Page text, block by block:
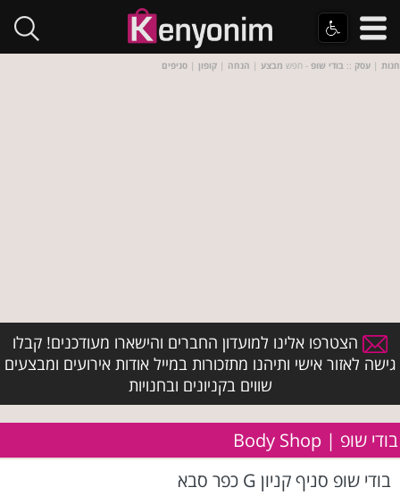
חנות | עסק :: בודי שופ - חפש מבצע | הנחה | קופון | סניפים
הצטרפו אלינו למועדון החברים והישארו מעודכנים! קבלו
גישה לאזור אישי ותיהנו מתזכורות במייל אודות אירועים ומבצעים
שווים בקניונים ובחנויות
בודי שופ | Body Shop
בודי שופ סניף קניון G כפר סבא